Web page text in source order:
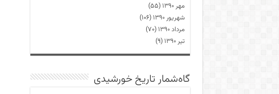
مهر ۱۳۹۰
(۵۵)
شهریور ۱۳۹۰
(۱۰۶)
مرداد ۱۳۹۰
(۷۰)
تیر ۱۳۹۰
(۹)
گاه‌شمار تاریخ خورشیدی